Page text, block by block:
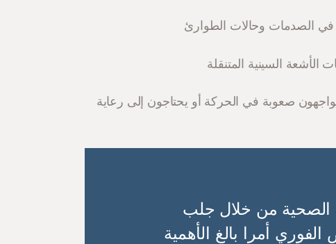
في الصدمات وحالات الطوارئ
السينية المتنقلة
صعوبة في الحركة أو يحتاجون إلى رعاية
الصحية من خلال جلب
أمرا بالغ الأهمية